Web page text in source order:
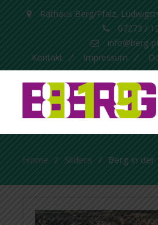
Rathaus Berg/Pfalz,
07273 /
info@berg-
Kontakt
Impressum
Home Sliders Berg in der